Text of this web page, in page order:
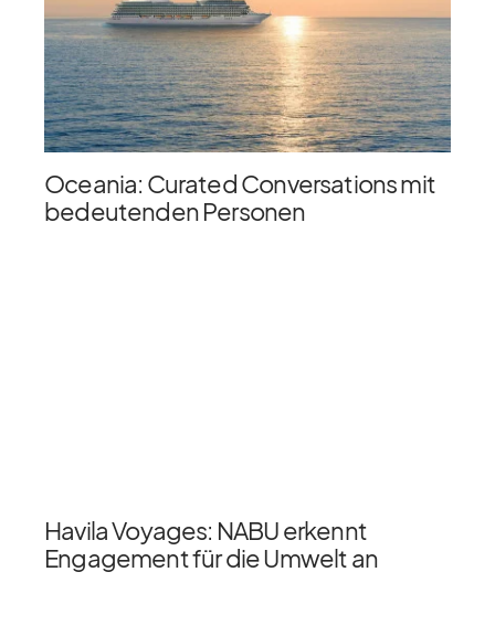
Oceania: Curated Conversations mit
bedeutenden Personen
Havila Voyages: NABU erkennt
Engagement für die Umwelt an